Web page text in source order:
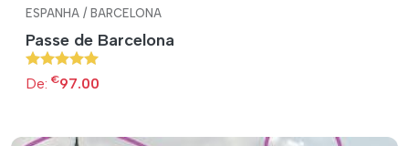
ESPANHA / BARCELONA
Passe de Barcelona
De: €97.00